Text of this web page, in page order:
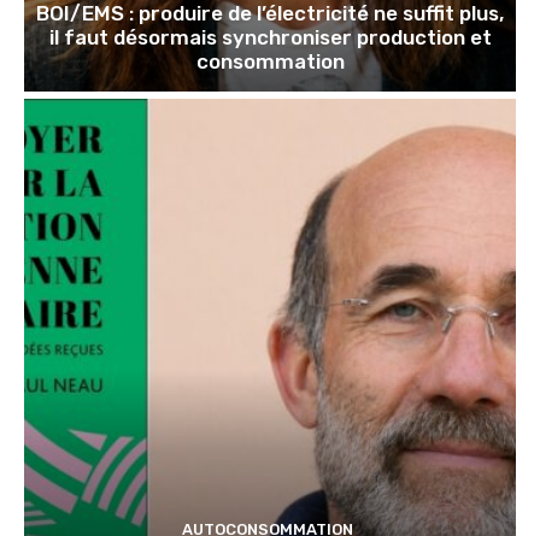
BOI/EMS : produire de l’électricité ne suffit plus,
il faut désormais synchroniser production et
consommation
AUTOCONSOMMATION